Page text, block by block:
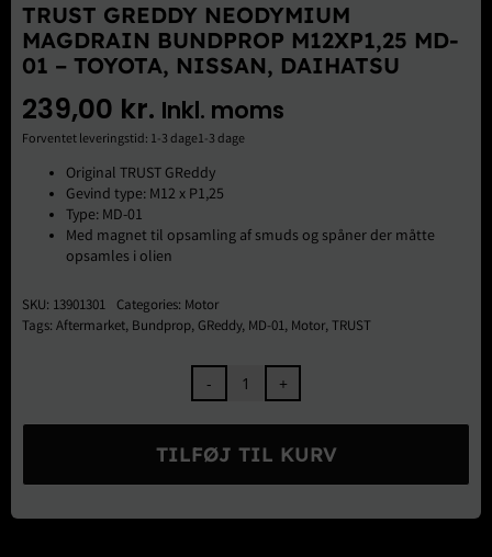
TRUST GREDDY NEODYMIUM
MAGDRAIN BUNDPROP M12XP1,25 MD-
01 – TOYOTA, NISSAN, DAIHATSU
239,00 kr. Inkl. moms
Forventet leveringstid: 1-3 dage1-3 dage
Original TRUST GReddy
Gevind type: M12 x P1,25
Type: MD-01
Med magnet til opsamling af smuds og spåner der måtte
opsamles i olien
SKU: 13901301 Categories: Motor
Tags: Aftermarket, Bundprop,GReddy, MD-01, Motor,TRUST
TRUST
Neodymium
Magdrain
Bundprop
M12xP1,25
TILFØJ TIL KURV